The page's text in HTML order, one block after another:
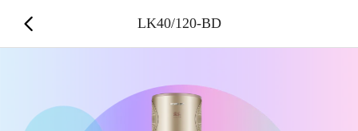
LK40/120-BD